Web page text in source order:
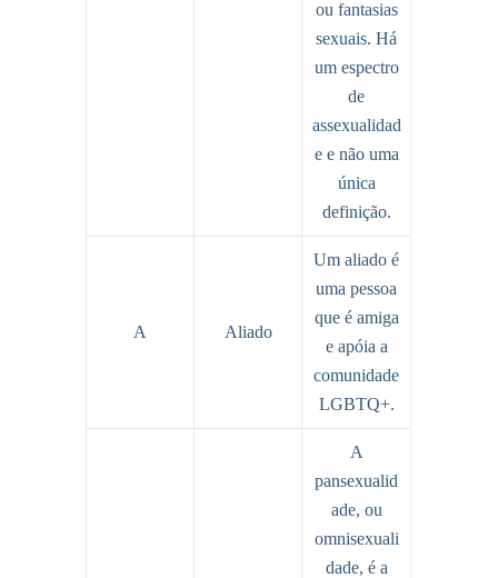
ou fantasias
sexuais. Há
um espectro
de
assexualidad
e e não uma
única
definição.
A Aliado
Um aliado é
uma pessoa
que é amiga
e apóia a
comunidade
LGBTQ+.
A
pansexualid
ade, ou
omnisexuali
dade, é a